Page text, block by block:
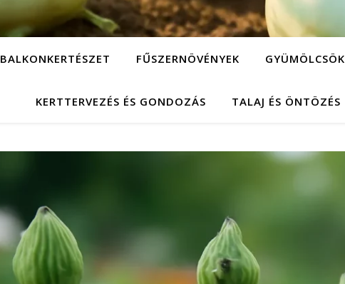
BALKONKERTÉSZET FŰSZERNÖVÉNYEK GYÜMÖLCSÖK
KERTTERVEZÉS ÉS GONDOZÁS TALAJ ÉS ÖNTÖZÉS